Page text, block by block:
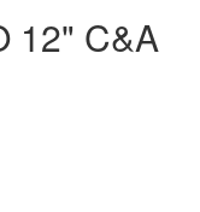
12" C&A